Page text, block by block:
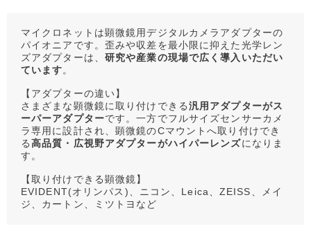
マイクロネットは顕微鏡用デジタルカメラアダプターの
パイオニアです。歪みや収差を最小限に抑えた光学レン
ズアダプターは、 研究や産業の現場で広く導入いただい
ています。
【アダプターの違い】
さまざまな顕微鏡に取り付けできる汎用アダプターがス
ーパーアダプターです。一方でフルサイズセンサーカメ
ラ専用に設計され、顕微鏡のCマウントへ取り付けでき
る高品質・広視野アダプターがハイパーレンズになりま
す。
【取り付けできる顕微鏡】
EVIDENT(オリンパス)、ニコン、Leica、ZEISS、メイ
ジ、カートン、ミツトヨなど